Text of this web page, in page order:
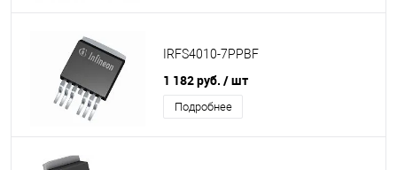
IRFS4010-7PPBF
1 182 руб. / шт
Подробнее